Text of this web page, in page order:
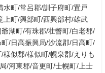
水町/常呂郡/訓子府町/置戸
上町/興部町/西興部村/雄武
湖町/有珠郡/壮瞥町/白老郡/
/日高振興局/沙流郡/日高町/
似郡/様似町/幌泉郡/えりも
/河東郡/音更町/士幌町/上士